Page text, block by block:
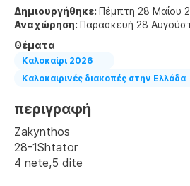
Δημιουργήθηκε: Πέμπτη 28 Μαΐου
Αναχώρηση: Παρασκευή 28
Θέματα
Καλοκαίρι 2026
Καλοκαιρινές διακοπές στην Ελλάδα
περιγραφή
Zakynthos
28-1Shtator
4 nete,5 dite